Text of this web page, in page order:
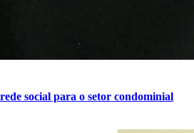
social para o setor condominial